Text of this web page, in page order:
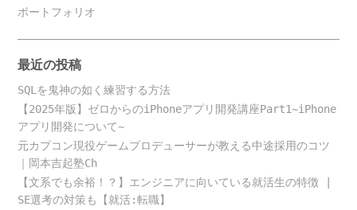
ポートフォリオ
最近の投稿
SQLを鬼神の如く練習する方法
【2025年版】ゼロからのiPhoneアプリ開発講座Part1~iPhone
アプリ開発について~
元カプコン現役ゲームプロデューサーが教える中途採用のコツ
｜岡本吉起塾Ch
【文系でも余裕！？】エンジニアに向いている就活生の特徴 |
SE選考の対策も【就活:転職】